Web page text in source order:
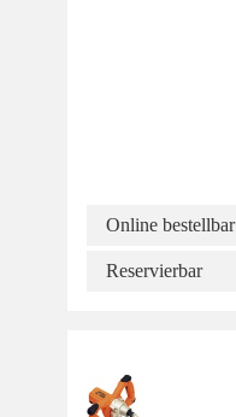
Online bestellbar
Reservierbar